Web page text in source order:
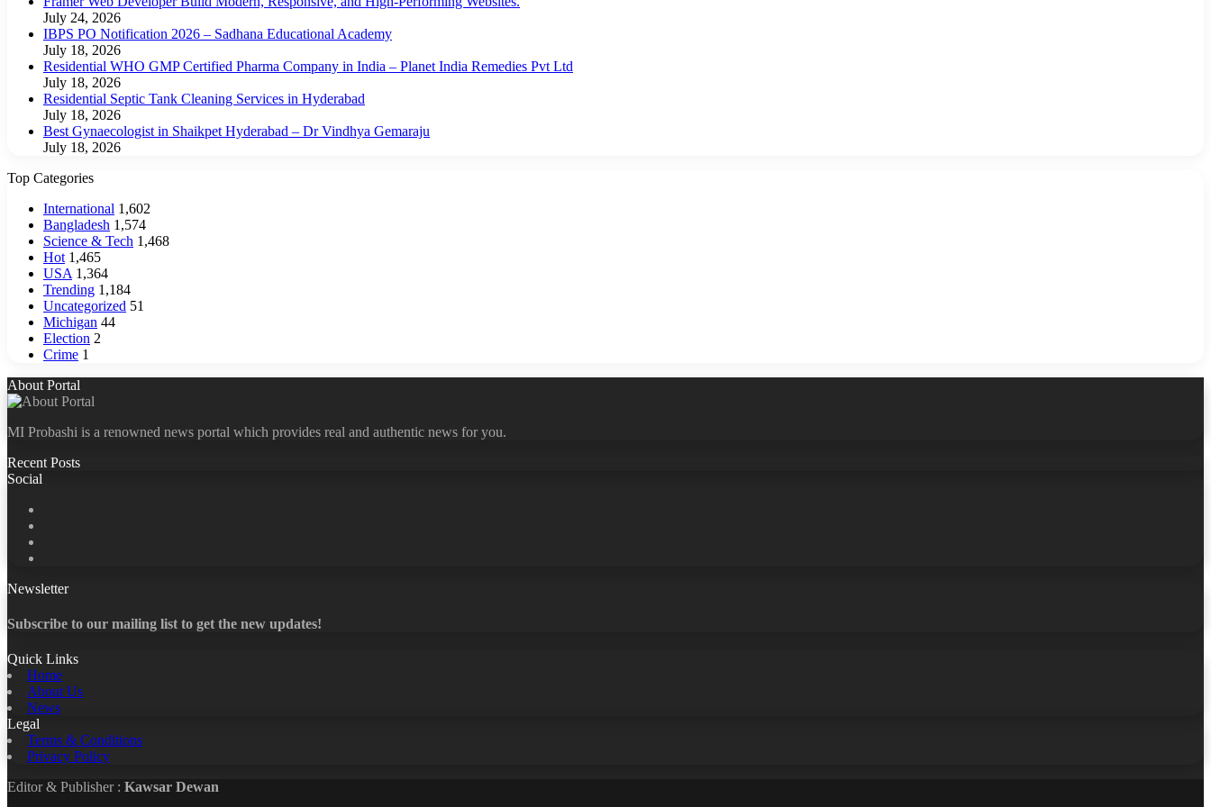
July 24, 2026
IBPS PO Notification 2026 – Sadhana Educational Academy
July 18, 2026
Residential WHO GMP Certified Pharma Company in India – Planet India Remedies Pvt Ltd
July 18, 2026
Residential Septic Tank Cleaning Services in Hyderabad
July 18, 2026
Best Gynaecologist in Shaikpet Hyderabad – Dr Vindhya Gemaraju
July 18, 2026
Top Categories
International 1,602
Bangladesh 1,574
Science & Tech 1,468
Hot 1,465
USA 1,364
Trending 1,184
Uncategorized 51
Michigan 44
Election 2
Crime 1
About Portal
MI Probashi is a renowned news portal which provides real and authentic news for you.
Recent Posts
Social
Newsletter
Subscribe to our mailing list to get the new updates!
Quick Links
Home
About Us
News
Legal
Terms & Conditions
Privacy Policy
Editor & Publisher : Kawsar Dewan